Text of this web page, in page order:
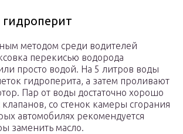
гидроперит
методом среди водителей
перекисью водорода
просто водой. На 5 литров воды
гидроперита, а затем проливают
Пар от воды достаточно хорошо
клапанов, со стенок камеры сгорания
автомобилях рекомендуется
заменить масло.